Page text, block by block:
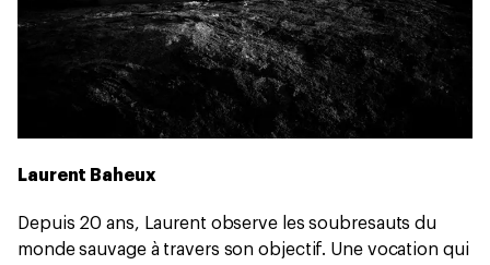
Laurent Baheux
Depuis 20 ans, Laurent observe les soubresauts du
monde sauvage à travers son objectif. Une vocation qui